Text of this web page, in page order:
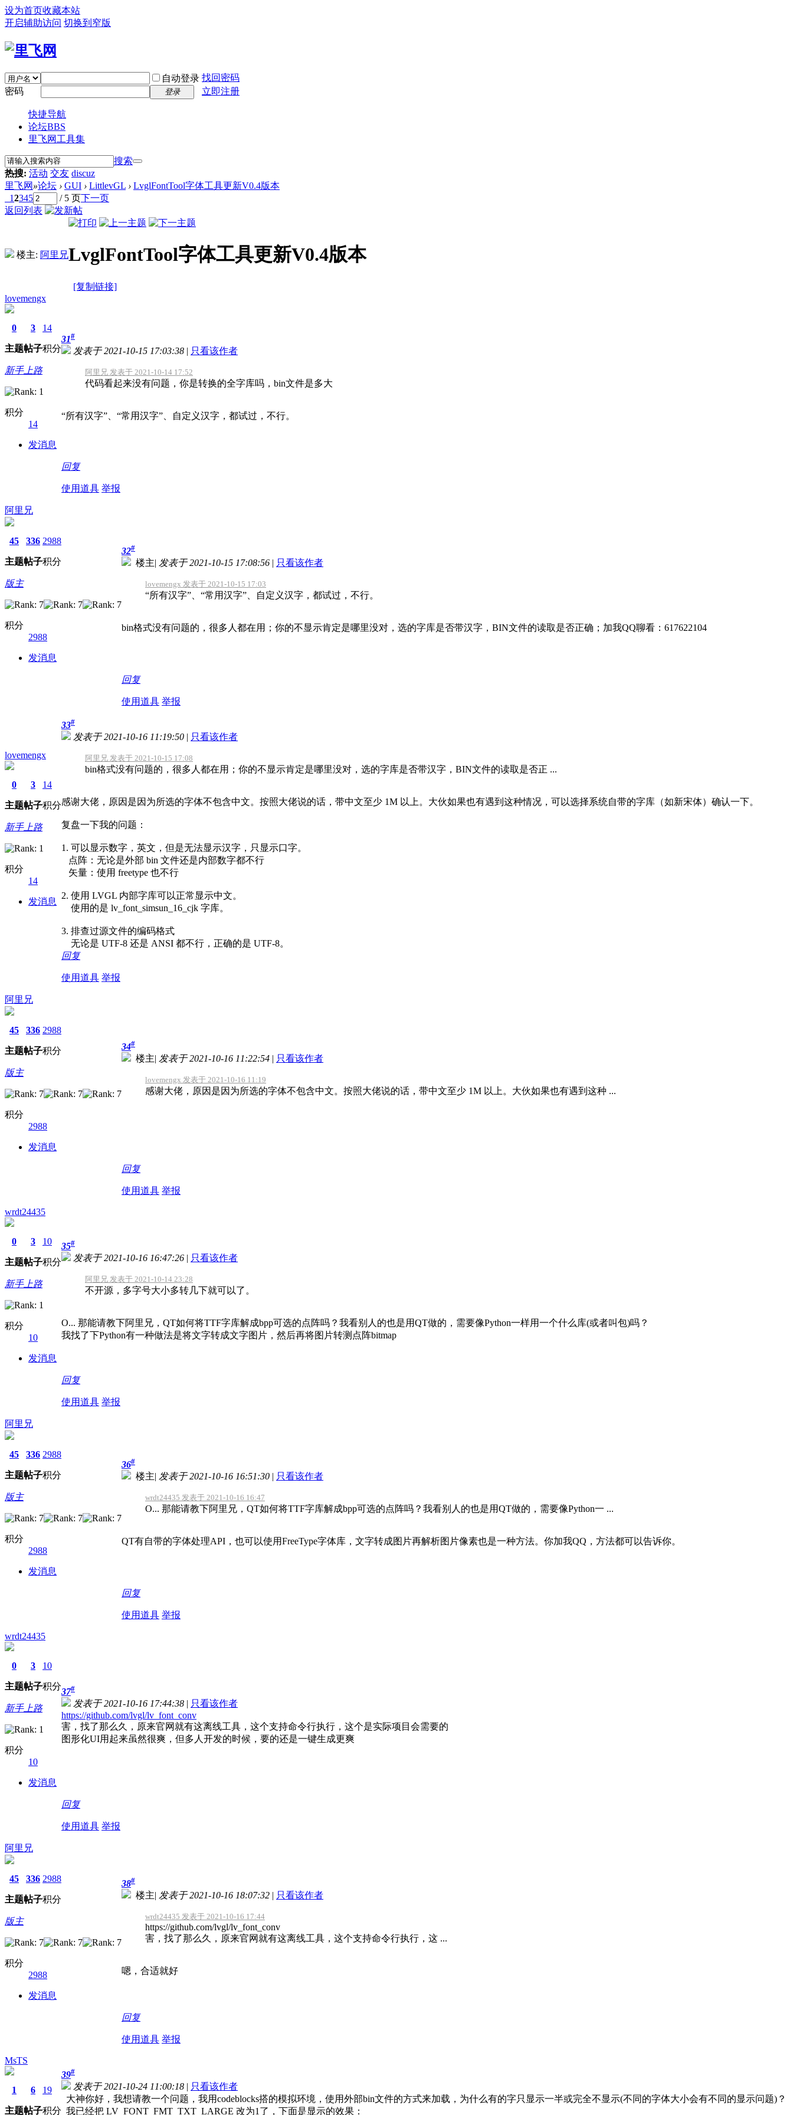
设为首页收藏本站
开启辅助访问 切换到窄版
自动登录 找回密码
密码
登录 立即注册
快捷导航
论坛BBS
里飞网工具集
搜索
热搜: 活动 交友 discuz
里飞网 »论坛 › GUI › LittlevGL › LvglFontTool字体工具更新V0.4版本
12345 / 5 页下一页
返回列表
楼主: 阿里兄LvglFontTool字体工具更新V0.4版本
[复制链接]
lovemengx
0
主题
3
帖子
14
积分
新手上路
积分
14
发消息
31#
发表于 2021-10-15 17:03:38 | 只看该作者
阿里兄 发表于 2021-10-14 17:52
代码看起来没有问题，你是转换的全字库吗，bin文件是多大
“所有汉字”、“常用汉字”、自定义汉字，都试过，不行。
回复
使用道具 举报
阿里兄
45
主题
336
帖子
2988
积分
版主
积分
2988
发消息
32#
楼主| 发表于 2021-10-15 17:08:56 | 只看该作者
lovemengx 发表于 2021-10-15 17:03
“所有汉字”、“常用汉字”、自定义汉字，都试过，不行。
bin格式没有问题的，很多人都在用；你的不显示肯定是哪里没对，选的字库是否带汉字，BIN文件的读取是否正确；加我QQ聊看：617622104
回复
使用道具 举报
lovemengx
0
主题
3
帖子
14
积分
新手上路
积分
14
发消息
33#
发表于 2021-10-16 11:19:50 | 只看该作者
阿里兄 发表于 2021-10-15 17:08
bin格式没有问题的，很多人都在用；你的不显示肯定是哪里没对，选的字库是否带汉字，BIN文件的读取是否正 ...
感谢大佬，原因是因为所选的字体不包含中文。按照大佬说的话，带中文至少 1M 以上。大伙如果也有遇到这种情况，可以选择系统自带的字库（如新宋体）确认一下。
复盘一下我的问题：
1. 可以显示数字，英文，但是无法显示汉字，只显示口字。
点阵：无论是外部 bin 文件还是内部数字都不行
矢量：使用 freetype 也不行
2. 使用 LVGL 内部字库可以正常显示中文。
使用的是 lv_font_simsun_16_cjk 字库。
3. 排查过源文件的编码格式
无论是 UTF-8 还是 ANSI 都不行，正确的是 UTF-8。
回复
使用道具 举报
阿里兄
45
主题
336
帖子
2988
积分
版主
积分
2988
发消息
34#
楼主| 发表于 2021-10-16 11:22:54 | 只看该作者
lovemengx 发表于 2021-10-16 11:19
感谢大佬，原因是因为所选的字体不包含中文。按照大佬说的话，带中文至少 1M 以上。大伙如果也有遇到这种 ...
回复
使用道具 举报
wrdt24435
0
主题
3
帖子
10
积分
新手上路
积分
10
发消息
35#
发表于 2021-10-16 16:47:26 | 只看该作者
阿里兄 发表于 2021-10-14 23:28
不开源，多字号大小多转几下就可以了。
O... 那能请教下阿里兄，QT如何将TTF字库解成bpp可选的点阵吗？我看别人的也是用QT做的，需要像Python一样用一个什么库(或者叫包)吗？
我找了下Python有一种做法是将文字转成文字图片，然后再将图片转测点阵bitmap
回复
使用道具 举报
阿里兄
45
主题
336
帖子
2988
积分
版主
积分
2988
发消息
36#
楼主| 发表于 2021-10-16 16:51:30 | 只看该作者
wrdt24435 发表于 2021-10-16 16:47
O... 那能请教下阿里兄，QT如何将TTF字库解成bpp可选的点阵吗？我看别人的也是用QT做的，需要像Python一 ...
QT有自带的字体处理API，也可以使用FreeType字体库，文字转成图片再解析图片像素也是一种方法。你加我QQ，方法都可以告诉你。
回复
使用道具 举报
wrdt24435
0
主题
3
帖子
10
积分
新手上路
积分
10
发消息
37#
发表于 2021-10-16 17:44:38 | 只看该作者
https://github.com/lvgl/lv_font_conv
害，找了那么久，原来官网就有这离线工具，这个支持命令行执行，这个是实际项目会需要的
图形化UI用起来虽然很爽，但多人开发的时候，要的还是一键生成更爽
回复
使用道具 举报
阿里兄
45
主题
336
帖子
2988
积分
版主
积分
2988
发消息
38#
楼主| 发表于 2021-10-16 18:07:32 | 只看该作者
wrdt24435 发表于 2021-10-16 17:44
https://github.com/lvgl/lv_font_conv
害，找了那么久，原来官网就有这离线工具，这个支持命令行执行，这 ...
嗯，合适就好
回复
使用道具 举报
MsTS
1
主题
6
帖子
19
积分
39#
发表于 2021-10-24 11:00:18 | 只看该作者
大神你好，我想请教一个问题，我用codeblocks搭的模拟环境，使用外部bin文件的方式来加载，为什么有的字只显示一半或完全不显示(不同的字体大小会有不同的显示问题)？
我已经把 LV_FONT_FMT_TXT_LARGE 改为1了，下面是显示的效果：